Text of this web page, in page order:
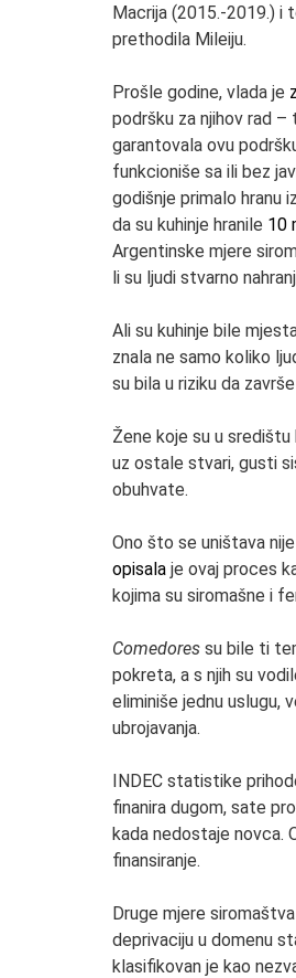
Macrija (2015.-2019.) i
prethodila Mileiju.
Prošle godine, vlada je
podršku za njihov rad –
garantovala ovu
funkcioniše sa ili bez
godišnje primalo hranu
da su kuhinje hranile 10
Argentinske mjere
li su ljudi stvarno
Ali su kuhinje bile
znala ne samo koliko
su bila u riziku da
Žene koje su u
uz ostale stvari, gusti
obuhvate.
Ono što se uništava
opisala je ovaj proces
kojima su siromašne i
Comedores su bile ti
pokreta, a s njih su
eliminiše jednu uslugu,
ubrojavanja.
INDEC statistike
finanira dugom, sate
kada nedostaje novca.
finansiranje.
Druge mjere
deprivaciju u domenu
klasifikovan je kao